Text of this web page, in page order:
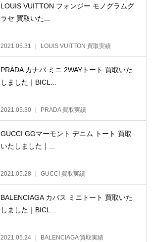
LOUIS VUITTON フォンジー モノグラムグ
ラセ 買取いた...
2021.05.31 LOUIS VUITTON 買取実績
PRADA カナパ ミニ 2WAYトート 買取いた
しました｜BICL...
2021.05.30 PRADA 買取実績
GUCCI GGマーモント デニム トート 買取
いたしました｜...
2021.05.28 GUCCI 買取実績
BALENCIAGA カバス ミニトート 買取いた
しました｜BICL...
2021.05.24 BALENCIAGA 買取実績